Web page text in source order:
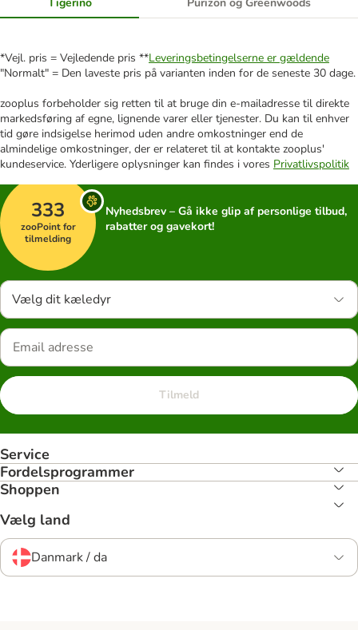
*Vejl. pris = Vejledende pris **Leveringsbetingelserne er gældende
"Normalt" = Den laveste pris på varianten inden for de seneste 30 dage.
zooplus forbeholder sig retten til at bruge din e-mailadresse til direkte
markedsføring af egne, lignende varer eller tjenester. Du kan til enhver
tid gøre indsigelse herimod uden andre omkostninger end de
almindelige omkostninger, der er relateret til at kontakte zooplus'
kundeservice. Yderligere oplysninger kan findes i vores Privatlivspolitik
333
zooPoint for
tilmelding
Nyhedsbrev – Gå ikke glip af personlige tilbud,
rabatter og gavekort!
Vælg dit kæledyr
Tilmeld
Service
Fordelsprogrammer
Shoppen
Vælg land
Danmark / da